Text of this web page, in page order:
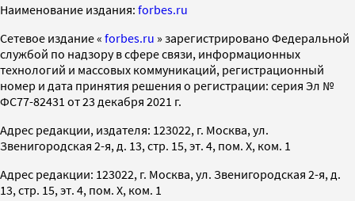
Наименование издания: forbes.ru
Cетевое издание « forbes.ru » зарегистрировано Федеральной
службой по надзору в сфере связи, информационных
технологий и массовых коммуникаций, регистрационный
номер и дата принятия решения о регистрации: серия Эл №
ФС77-82431 от 23 декабря 2021 г.
Адрес редакции, издателя: 123022, г. Москва, ул.
Звенигородская 2-я, д. 13, стр. 15, эт. 4, пом. X, ком. 1
Адрес редакции: 123022, г. Москва, ул. Звенигородская 2-я, д.
13, стр. 15, эт. 4, пом. X, ком. 1